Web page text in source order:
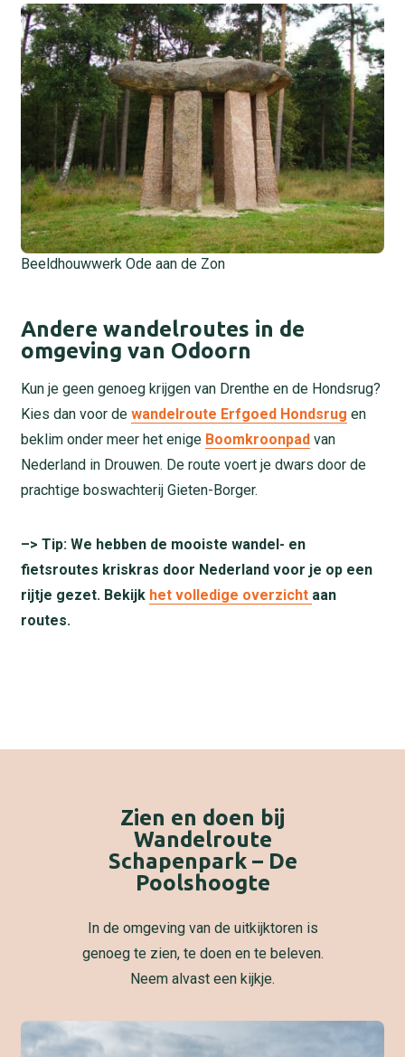
Beeldhouwwerk Ode aan de Zon
Andere wandelroutes in de
omgeving van Odoorn
Kun je geen genoeg krijgen van Drenthe en de Hondsrug?
Kies dan voor de wandelroute Erfgoed Hondsrug en
beklim onder meer het enige Boomkroonpad van
Nederland in Drouwen. De route voert je dwars door de
prachtige boswachterij Gieten-Borger.
–> Tip: We hebben de mooiste wandel- en
fietsroutes kriskras door Nederland voor je op een
rijtje gezet. Bekijk het volledige overzicht aan
routes.
Zien en doen bij
Wandelroute
Schapenpark – De
Poolshoogte
In de omgeving van de uitkijktoren is
genoeg te zien, te doen en te beleven.
Neem alvast een kijkje.